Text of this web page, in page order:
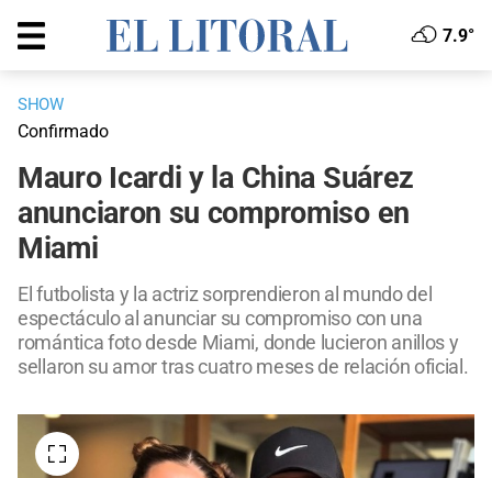
7.9°
SHOW
Confirmado
Mauro Icardi y la China Suárez
anunciaron su compromiso en
Miami
El futbolista y la actriz sorprendieron al mundo del
espectáculo al anunciar su compromiso con una
romántica foto desde Miami, donde lucieron anillos y
sellaron su amor tras cuatro meses de relación oficial.